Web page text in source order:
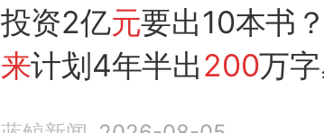
投资2亿元要出10本书
来计划4年半出200万